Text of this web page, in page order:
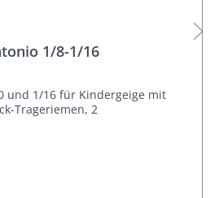
1/8-1/16
und 1/16 für Kindergeige mit
Trageriemen, 2